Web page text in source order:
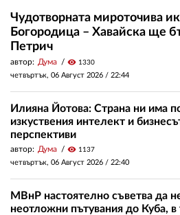
Чудотворната мироточива
Богородица – Хавайска ще
Петрич
автор: Дума visibility 1330
четвъртък, 06 Август 2026 / 22:44
Илияна Йотова: Страна ни има
изкуствения интелект и
перспективи
автор: Дума visibility 1137
четвъртък, 06 Август 2026 / 22:40
МВнР настоятелно съветва да
неотложни пътувания до Куба, в